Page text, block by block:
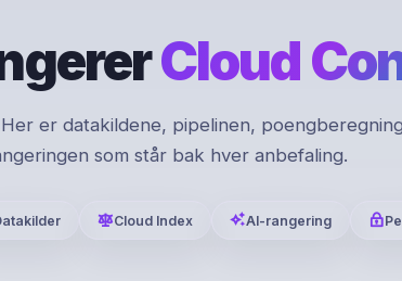
Cloud
er datakildene, pipelinen,
som står bak hver anbefaling.
Cloud Index AI-rangering